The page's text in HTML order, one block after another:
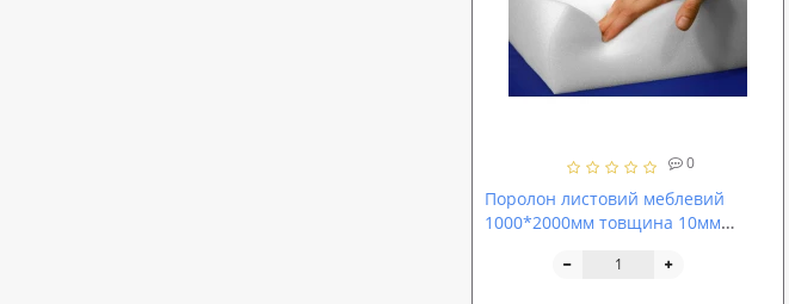
0
Поролон листовий меблевий
1000*2000мм товщина 10мм
st2540-10)